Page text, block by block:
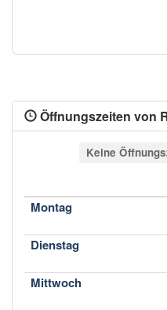
Öffnungszeiten von
Keine
Montag
Dienstag
Mittwoch